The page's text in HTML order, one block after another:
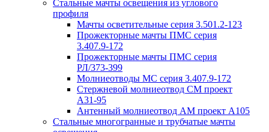
Стальные мачты освещения из углового
профиля
Мачты осветительные серия 3.501.2-123
Прожекторные мачты ПМС серия
3.407.9-172
Прожекторные мачты ПМС серия
РЛ/373-399
Молниеотводы МС серия 3.407.9-172
Стержневой молниеотвод СМ проект
А31-95
Антенный молниеотвод АМ проект А105
Стальные многогранные и трубчатые мачты